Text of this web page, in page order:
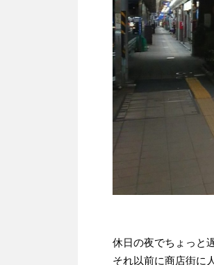
休日の夜でちょっと
それ以前に商店街に